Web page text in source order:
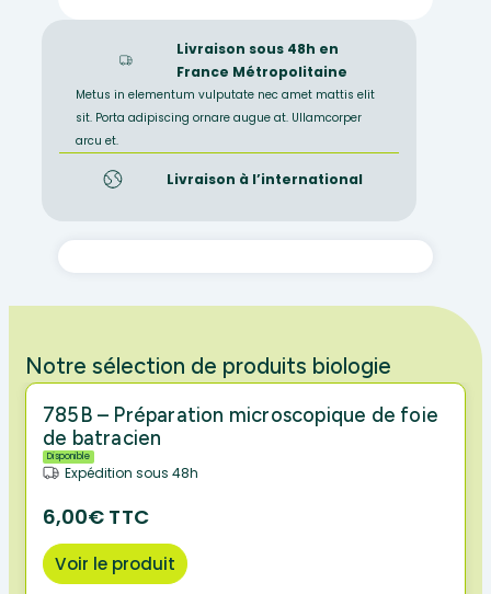
puccinia
ou
mauve),
dispersées
Livraison sous 48h en
France Métropolitaine
Metus in elementum vulputate nec amet mattis elit
sit. Porta adipiscing ornare augue at. Ullamcorper
arcu et.
Livraison à l’international
Notre sélection de produits biologie
785B – Préparation microscopique de foie
de batracien
Disponible
Expédition sous 48h
6,00€ TTC
Voir le produit